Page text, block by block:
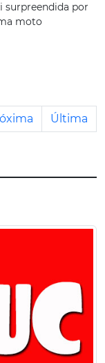
surpreendida por
moto
Última